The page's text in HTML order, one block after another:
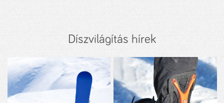
Díszvilágítás hírek